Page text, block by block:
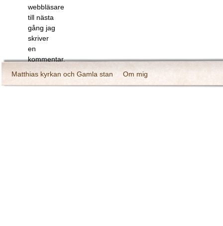
webbläsare
till nästa
gång jag
skriver
en
kommentar.
Matthias kyrkan och Gamla stan
Om mig